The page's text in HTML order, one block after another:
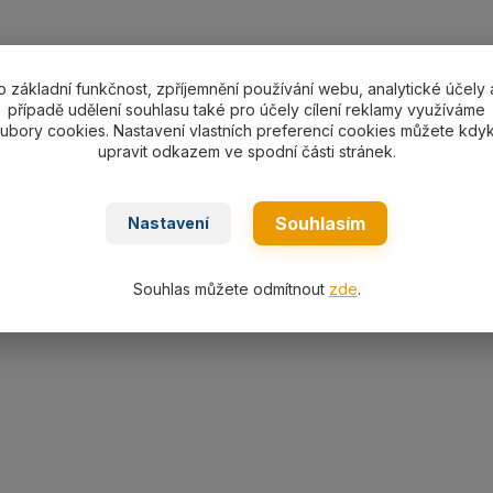
specifikace
oko-oko pr. 25 mm/délka L dle výběru, nosnost 6 500
v kategoriích
lana Lanový 1-závěs oko-oko
základní funkčnost, zpříjemnění používání webu, analytické účely
případě udělení souhlasu také pro účely cílení reklamy využíváme
cookies. Nastavení vlastních preferencí cookies můžete
upravit odkazem ve spodní části stránek.
Nastavení Souhlasím
Souhlas můžete odmítnout zde.